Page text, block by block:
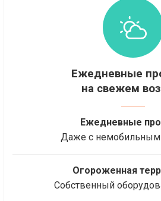
Ежедневные
на свежем
Ежедневные
Даже с
Огороженная
Собственный